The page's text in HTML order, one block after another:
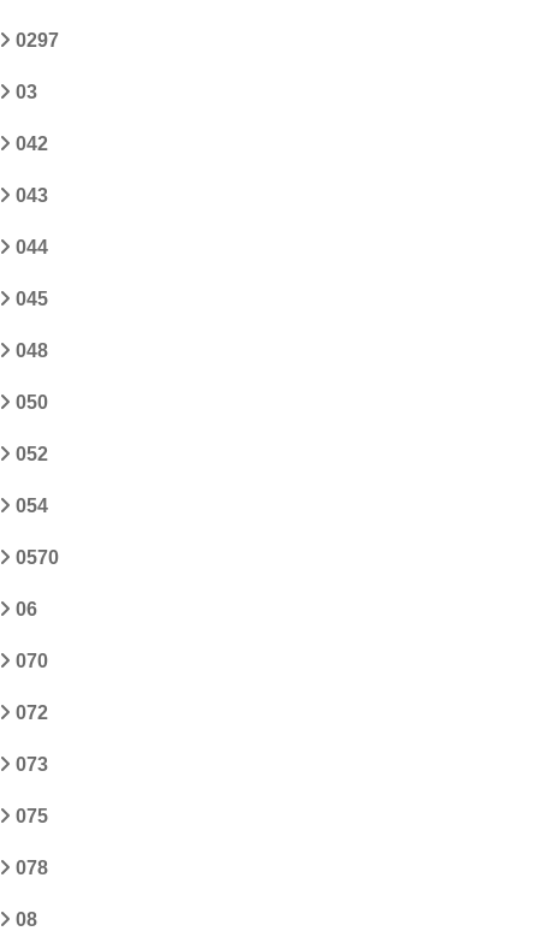
0297
03
042
043
044
045
048
050
052
054
0570
06
070
072
073
075
078
08